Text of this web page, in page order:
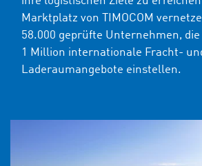
Marktplatz von TIMOCOM
58.000 geprüfte Unternehmen,
1 Million internationale Fracht-
Laderaumangebote einstellen.